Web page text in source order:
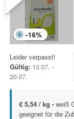
-16%
Leider verpasst!
Gültig: 13.07. -
20.07.
€ 5,54 / kg - weiß
geeignet für die